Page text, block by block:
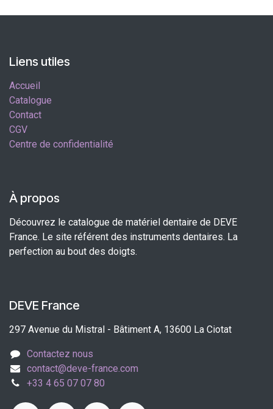
Liens utiles
Accueil
Catalogue
Contact
CGV
Centre de confidentialité
À propos
Découvrez le catalogue de matériel dentaire de DEVE
France. Le site référent des instruments dentaires. La
perfection au bout des doigts.
DEVE France
297 Avenue du Mistral - Bâtiment A, 13600 La Ciotat
Contactez nous
contact@deve-france.com
+33 4 65 07 07 80